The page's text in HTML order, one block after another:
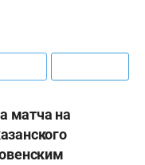
матча на